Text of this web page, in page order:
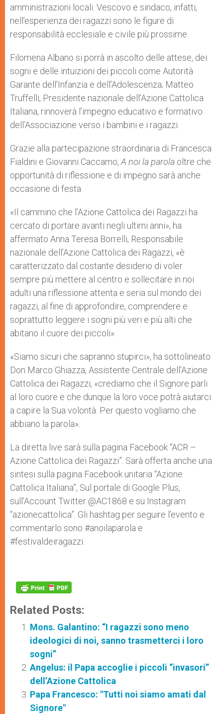
amministrazioni locali. Vescovo e sindaco, infatti,
nell’esperienza dei ragazzi sono le figure di
responsabilità ecclesiale e civile più prossime.
Filomena Albano si porrà in ascolto delle attese, dei
sogni e delle intuizioni dei piccoli come Autorità
Garante dell’Infanzia e dell’Adolescenza; Matteo
Truffelli, Presidente nazionale dell’Azione Cattolica
Italiana, rinnoverà l’impegno educativo e formativo
dell’Associazione verso i bambini e i ragazzi.
Grazie alla partecipazione straordinaria di Francesca
Fialdini e Giovanni Caccamo,A noi la parola oltre che
opportunità di riflessione e di impegno sarà anche
occasione di festa.
«Il cammino che l’Azione Cattolica dei Ragazzi ha
cercato di portare avanti negli ultimi anni», ha
affermato Anna Teresa Borrelli, Responsabile
nazionale dell’Azione Cattolica dei Ragazzi, «è
caratterizzato dal costante desiderio di voler
sempre più mettere al centro e sollecitare in noi
adulti una riflessione attenta e seria sul mondo dei
ragazzi, al fine di approfondire, comprendere e
soprattutto leggere i sogni più veri e più alti che
abitano il cuore dei piccoli».
«Siamo sicuri che sapranno stupirci», ha sottolineato
Don Marco Ghiazza, Assistente Centrale dell’Azione
Cattolica dei Ragazzi, «crediamo che il Signore parli
al loro cuore e che dunque la loro voce potrà aiutarci
a capire la Sua volontà. Per questo vogliamo che
abbiano la parola».
La diretta live sarà sulla pagina Facebook “ACR –
Azione Cattolica dei Ragazzi”. Sarà offerta anche una
sintesi sulla pagina Facebook unitaria “Azione
Cattolica Italiana”, Sul portale di Google Plus,
sull’Account Twitter @AC1868 e su Instagram
“azionecattolica”. Gli hashtag per seguire l’evento e
commentarlo sono #anoilaparola e
#festivaldeiragazzi.
Related Posts:
Mons. Galantino: “I ragazzi sono meno
ideologici di noi, sanno trasmetterci i loro
sogni”
Angelus: il Papa accoglie i piccoli “invasori”
dell’Azione Cattolica
Papa Francesco: "Tutti noi siamo amati dal
Signore"